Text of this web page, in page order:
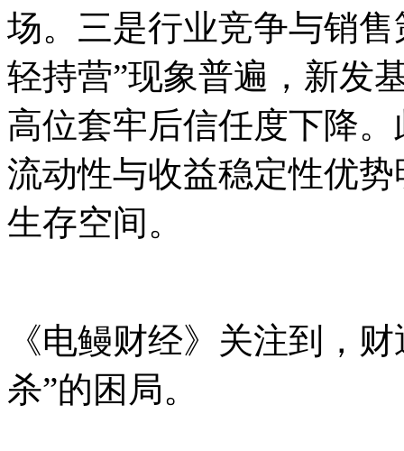
场。三是行业竞争与销
轻持营”现象普遍，新发
高位套牢后信任度下降
流动性与收益稳定性优
生存空间。 ‌
《电鳗财经》关注到，
杀”的困局。